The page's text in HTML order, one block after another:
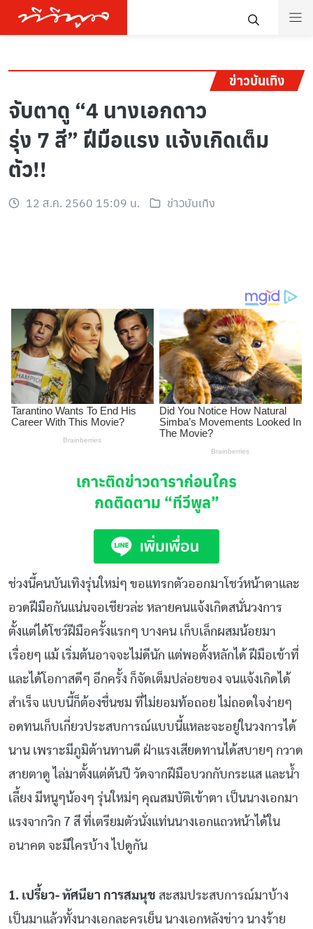
ข่าวบันเทิง
จับตาดู “4 นางเอกดาว
รุ่ง 7 สี” ฝีมือแรง แจ้งเกิดเต็ม
ตัว!!
12 ส.ค. 2560 15:09 น. ข่าวบันเทิง
เกาะติดข่าวดาราก่อนใคร
กดติดตาม “ทีวีพูล”
ช่วงนี้คนบันเทิงรุ่นใหม่ๆ ขอแทรกตัวออกมาโชว์หน้าตาและ
อวดฝีมือกันแน่นจอเชียวล่ะ หลายคนแจ้งเกิดสนั่นวงการ
ตั้งแต่ได้โชว์ฝีมือครั้งแรกๆ บางคน เก็บเล็กผสมน้อยมา
เรื่อยๆ แม้ เริ่มต้นอาจจะไม่ดีนัก แต่พอตั้งหลักได้ ฝีมือเข้าที่
และได้โอกาสดีๆ อีกครั้ง ก็จัดเต็มปล่อยของ จนแจ้งเกิดได้
สำเร็จ แบบนี้ก็ต้องชื่นชม ที่ไม่ยอมท้อถอย ไม่ถอดใจง่ายๆ
อดทนเก็บเกี่ยวประสบการณ์แบบนี้แหละจะอยู่ในวงการได้
นาน เพราะมีภูมิต้านทานดี ฝ่าแรงเสียดทานได้สบายๆ กวาด
สายตาดู ไล่มาตั้งแต่ต้นปี วัดจากฝีมือบวกกับกระแส และน้ำ
เลี้ยง มีหนูๆน้องๆ รุ่นใหม่ๆ คุณสมบัติเข้าตา เป็นนางเอกมา
แรงจากวิก 7 สี ที่เตรียมตัวนั่งแท่นนางเอกแถวหน้าได้ใน
อนาคต จะมีใครบ้าง ไปดูกัน
1. เปรี้ยว- ทัศนียา การสมนุช สะสมประสบการณ์มาบ้าง
เป็นมาแล้วทั้งนางเอกละครเย็น นางเอกหลังข่าว นางร้าย